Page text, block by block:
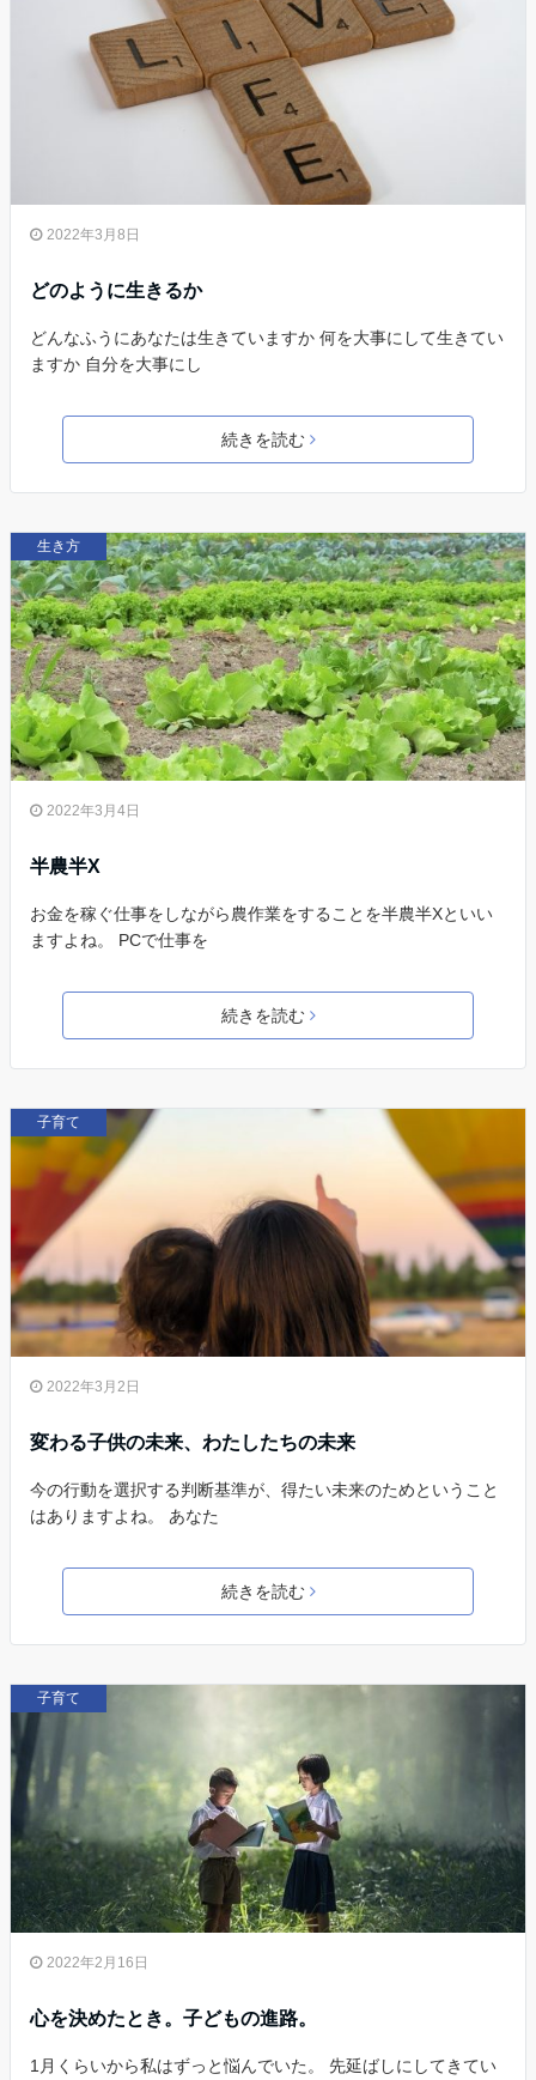
2022年3月8日
どのように生きるか
どんなふうにあなたは生きていますか 何を大事にして生きてい
ますか 自分を大事にし
続きを読む
生き方
2022年3月4日
半農半X
お金を稼ぐ仕事をしながら農作業をすることを半農半Xといい
ますよね。 PCで仕事を
続きを読む
子育て
2022年3月2日
変わる子供の未来、わたしたちの未来
今の行動を選択する判断基準が、得たい未来のためということ
はありますよね。 あなた
続きを読む
子育て
2022年2月16日
心を決めたとき。子どもの進路。
1月くらいから私はずっと悩んでいた。 先延ばしにしてきてい